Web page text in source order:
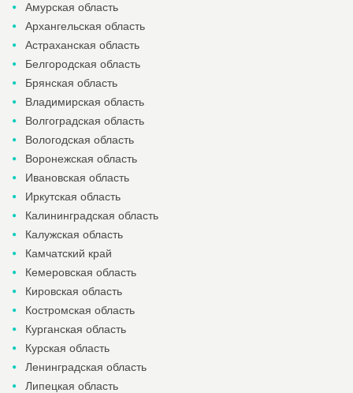
Амурская область
Архангельская область
Астраханская область
Белгородская область
Брянская область
Владимирская область
Волгоградская область
Вологодская область
Воронежская область
Ивановская область
Иркутская область
Калининградская область
Калужская область
Камчатский край
Кемеровская область
Кировская область
Костромская область
Курганская область
Курская область
Ленинградская область
Липецкая область